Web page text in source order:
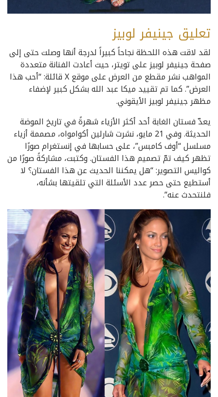
تعليق جينيفر لوبيز
لقد لاقت هذه اللحظة نجاحاً كبيراً لدرجة أنها وصلت حتى إلى
صفحة جينيفر لوبيز على تويتر، حيث أعادت الفنانة متعددة
المواهب نشر مقطع من العرض على موقع X قائلة: “أحب هذا
العرض”. كما تم تقييد ميكا عبد الله بشكل كبير لإضفاء
مظهر جينيفر لوبيز الأيقوني.
يعدّ فستان الغابة أحد أكثر الأزياء شهرةً في تاريخ الموضة
الحديثة. وفي 21 مايو، نشرت شارلين أكوامواه، مصممة أزياء
مسلسل “أوف كامبس”، على حسابها في إنستغرام صورًا
تظهر كيف تمّ تصميم هذا الفستان. وكتبت، مشاركةً صورًا من
كواليس التصوير: “هل يمكننا الحديث عن هذا الفستان؟ لا
أستطيع حتى حصر عدد الأسئلة التي تلقيتها بشأنه،
فلنتحدث عنه”.